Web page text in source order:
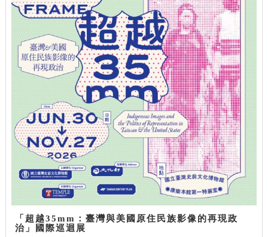
「超越35mm：臺灣與美國原住民族影像的再現政
治」國際巡迴展